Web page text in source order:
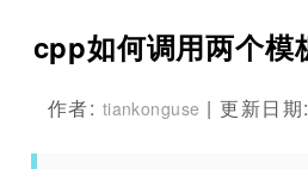
cpp如何调用两个模
作者: tiankonguse | 更新日